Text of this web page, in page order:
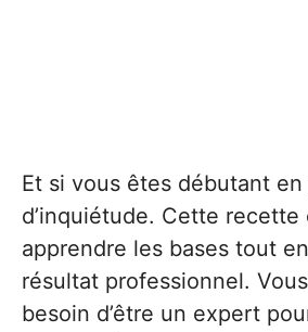
Et si vous êtes débutant
d’inquiétude. Cette
apprendre les bases tout
résultat professionnel. Vous
besoin d’être un expert